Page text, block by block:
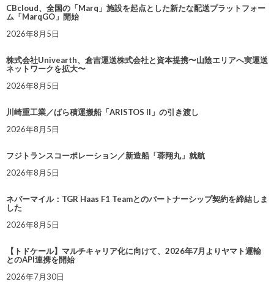
CBcloud、全国の「Marq」施設を起点とした新たな配送プラットフォー
ム「MarqGO」開始
2026年8月5日
株式会社Univearth、倉吉運送株式会社と資本提携〜山陰エリアへ実運送
ネットワークを拡大〜
2026年8月5日
川崎重工業／ばら積運搬船「ARISTOS II」の引き渡し
2026年8月5日
フジトランスコーポレーション／新造船「蓉翔丸」就航
2026年8月5日
ネバーマイル：TGR Haas F1 Teamとのパートナーシップ契約を締結しま
した
2026年8月5日
【トドケール】マルチキャリア化に向けて、2026年7月よりヤマト運輸
とのAPI連携を開始
2026年7月30日